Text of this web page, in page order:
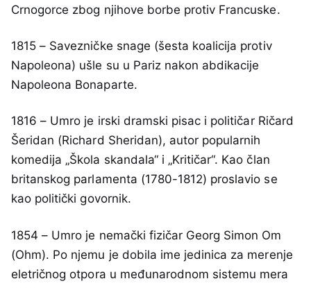
Crnogorce zbog njihove borbe protiv Francuske.
1815 – Savezničke snage (šesta koalicija protiv
Napoleona) ušle su u Pariz nakon abdikacije
Napoleona Bonaparte.
1816 – Umro je irski dramski pisac i političar Ričard
Šeridan (Richard Sheridan), autor popularnih
komedija „Škola skandala“ i „Kritičar“. Kao član
britanskog parlamenta (1780-1812) proslavio se
kao politički govornik.
1854 – Umro je nemački fizičar Georg Simon Om
(Ohm). Po njemu je dobila ime jedinica za merenje
eletričnog otpora u međunarodnom sistemu mera